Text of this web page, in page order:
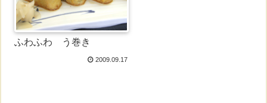
ふわふわ う巻き
2009.09.17